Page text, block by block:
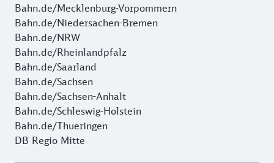
Bahn.de/Mecklenburg-Vorpommern
Bahn.de/Niedersachen-Bremen
Bahn.de/NRW
Bahn.de/Rheinlandpfalz
Bahn.de/Saarland
Bahn.de/Sachsen
Bahn.de/Sachsen-Anhalt
Bahn.de/Schleswig-Holstein
Bahn.de/Thueringen
DB Regio Mitte